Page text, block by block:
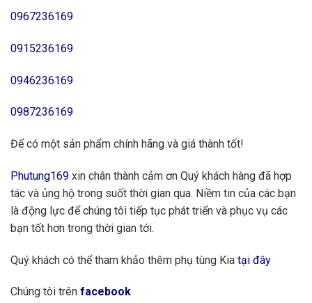
0967236169
0915236169
0946236169
0987236169
Để có một sản phẩm chính hãng và giá thành tốt!
Phutung169 xin chân thành cảm ơn Quý khách hàng đã hợp
tác và ủng hộ trong suốt thời gian qua. Niềm tin của các bạn
là động lực để chúng tôi tiếp tục phát triển và phục vụ các
bạn tốt hơn trong thời gian tới.
Quý khách có thể tham khảo thêm phụ tùng Kia tại đây
Chúng tôi trên facebook